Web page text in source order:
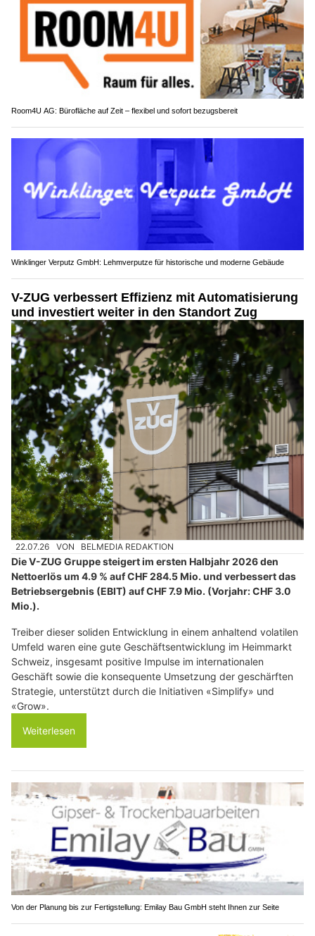
Room4U AG: Bürofläche auf Zeit – flexibel und sofort bezugsbereit
Winklinger Verputz GmbH: Lehmverputze für historische und moderne Gebäude
V-ZUG verbessert Effizienz mit Automatisierung
und investiert weiter in den Standort Zug
22.07.26 VON BELMEDIA REDAKTION
Die V-ZUG Gruppe steigert im ersten Halbjahr 2026 den
Nettoerlös um 4.9 % auf CHF 284.5 Mio. und verbessert das
Betriebsergebnis (EBIT) auf CHF 7.9 Mio. (Vorjahr: CHF 3.0
Mio.).
Treiber dieser soliden Entwicklung in einem anhaltend volatilen
Umfeld waren eine gute Geschäftsentwicklung im Heimmarkt
Schweiz, insgesamt positive Impulse im internationalen
Geschäft sowie die konsequente Umsetzung der geschärften
Strategie, unterstützt durch die Initiativen «Simplify» und
«Grow».
Weiterlesen
Von der Planung bis zur Fertigstellung: Emilay Bau GmbH steht Ihnen zur Seite